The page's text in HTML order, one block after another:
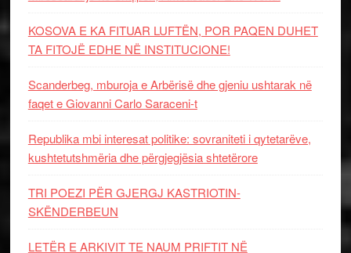
KOSOVA E KA FITUAR LUFTËN, POR PAQEN DUHET
TA FITOJË EDHE NË INSTITUCIONE!
Scanderbeg, mburoja e Arbërisë dhe gjeniu ushtarak në
faqet e Giovanni Carlo Saraceni-t
Republika mbi interesat politike: sovraniteti i qytetarëve,
kushtetutshmëria dhe përgjegjësia shtetërore
TRI POEZI PËR GJERGJ KASTRIOTIN-
SKËNDERBEUN
LETËR E ARKIVIT TE NAUM PRIFTIT NË